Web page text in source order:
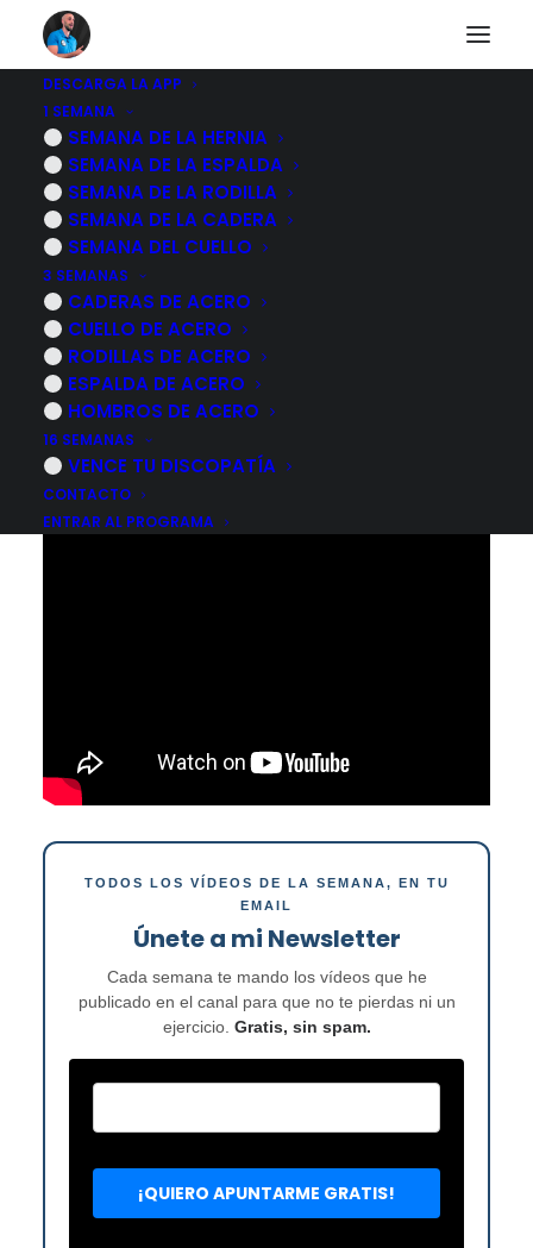
DESCARGA LA APP
1 SEMANA
SEMANA DE LA HERNIA
SEMANA DE LA ESPALDA
SEMANA DE LA RODILLA
SEMANA DE LA CADERA
SEMANA DEL CUELLO
3 SEMANAS
CADERAS DE ACERO
CUELLO DE ACERO
RODILLAS DE ACERO
ESPALDA DE ACERO
HOMBROS DE ACERO
16 SEMANAS
VENCE TU DISCOPATÍA
CONTACTO
ENTRAR AL PROGRAMA
3 EJERCICIOS para
eliminar el dolor de
TRAPECIO y cuello
para SIEMPRE
21 OCTUBRE, 2024 | POR
TODOS LOS VÍDEOS DE LA SEMANA, EN TU
EMAIL
Únete a mi Newsletter
Cada semana te mando los vídeos que he
publicado en el canal para que no te pierdas ni un
ejercicio. Gratis, sin spam.